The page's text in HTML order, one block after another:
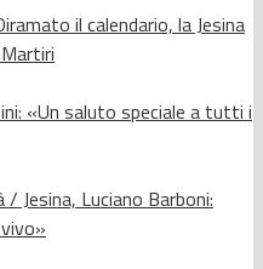
il calendario, la Jesina
«Un saluto speciale a tutti i
Jesina, Luciano Barboni: